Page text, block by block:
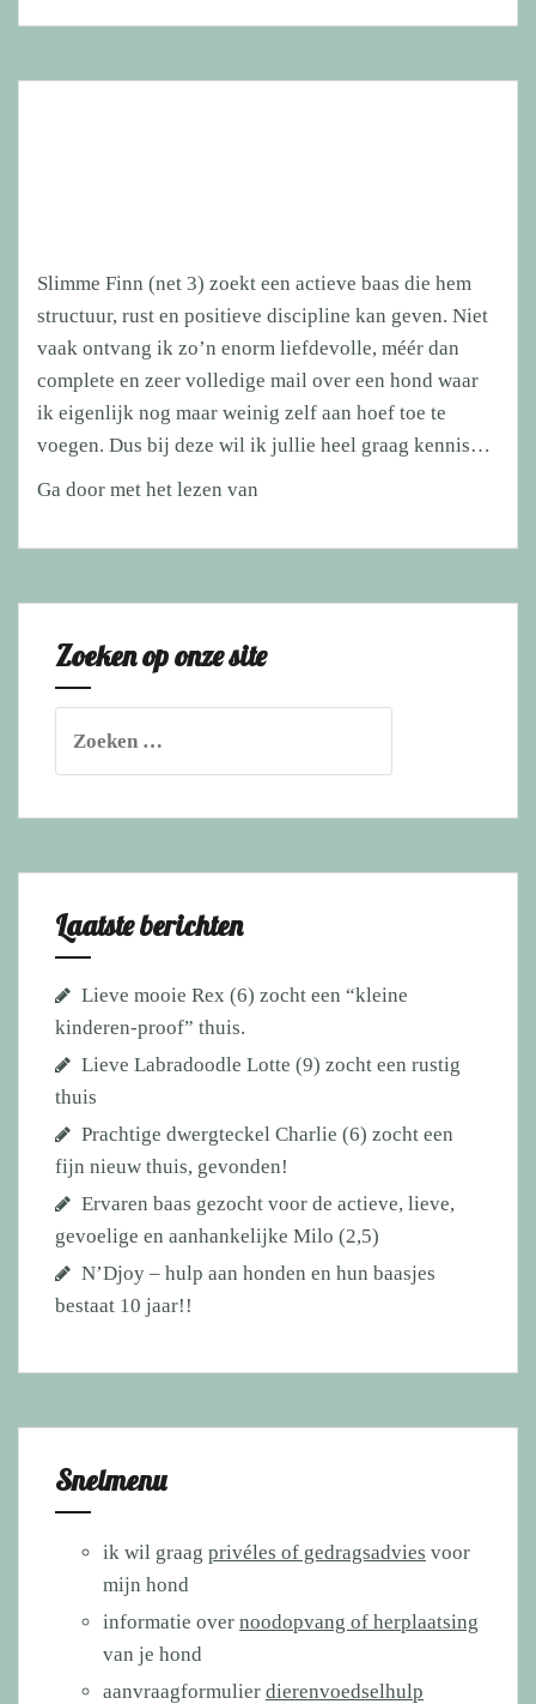
Slimme Finn (net 3) zoekt een actieve baas die hem
structuur, rust en positieve discipline kan geven. Niet
vaak ontvang ik zo’n enorm liefdevolle, méér dan
complete en zeer volledige mail over een hond waar
ik eigenlijk nog maar weinig zelf aan hoef toe te
voegen. Dus bij deze wil ik jullie heel graag kennis…
Ga door met het lezen van
(net
een
baas
hem
en
geven.
Zoeken op onze site
naar:
Laatste berichten
Lieve mooie Rex (6) zocht een “kleine
kinderen-proof” thuis.
Lieve Labradoodle Lotte (9) zocht een rustig
thuis
Prachtige dwergteckel Charlie (6) zocht een
fijn nieuw thuis, gevonden!
Ervaren baas gezocht voor de actieve, lieve,
gevoelige en aanhankelijke Milo (2,5)
N’Djoy – hulp aan honden en hun baasjes
bestaat 10 jaar!!
Snelmenu
ik wil graag privéles of gedragsadvies voor
mijn hond
informatie over noodopvang of herplaatsing
van je hond
aanvraagformulier dierenvoedselhulp